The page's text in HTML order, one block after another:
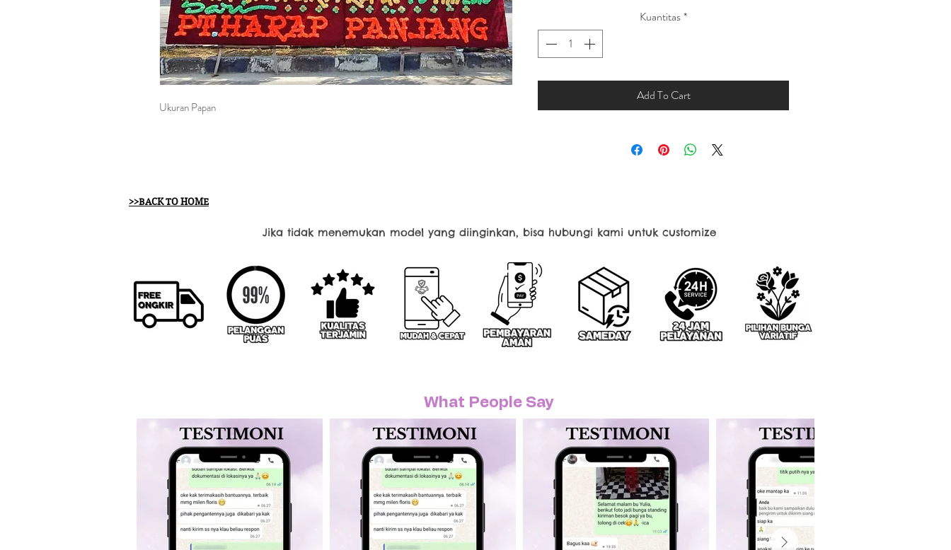
Ukuran Papan
Kuantitas*
Add To Cart
>>BACK TO HOME
Jika tidak menemukan model yang diinginkan, bisa hubungi kami untuk customize
What People Say